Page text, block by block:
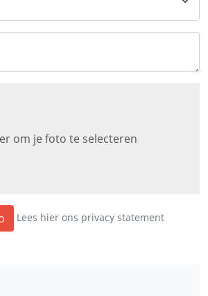
om je foto te selecteren
Lees hier ons privacy statement